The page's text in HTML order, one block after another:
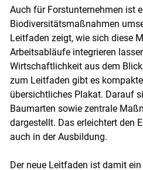
Auch für Forstunternehmen ist
Biodiversitätsmaßnahmen
Leitfaden zeigt, wie sich diese
Arbeitsabläufe integrieren
Wirtschaftlichkeit aus dem
zum Leitfaden gibt es
übersichtliches Plakat. Darauf
Baumarten sowie zentrale
dargestellt. Das erleichtert den
auch in der Ausbildung.
Der neue Leitfaden ist damit